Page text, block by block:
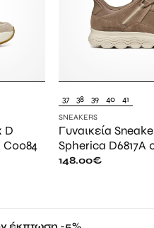
D
C0084
37 38 39 40 41
SNEAKERS
Γυναικεία
Spherica D6817A
148.00€